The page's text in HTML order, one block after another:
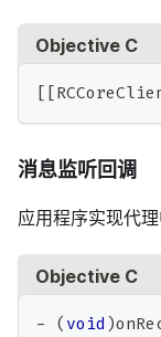
Objective C
[ [
消息监听回调
应用程序实现代
Objective C
- ( void )